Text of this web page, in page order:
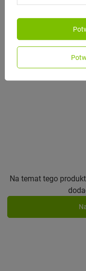
Monbento Zestaw
podróżnych Slim
Na temat tego